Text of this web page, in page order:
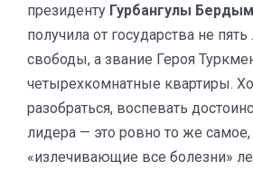
президенту Гурбангулы
получила от государства не
свободы, а звание Героя
четырехкомнатные квартиры.
разобраться, воспевать
лидера — это ровно то же самое,
«излечивающие все болезни»